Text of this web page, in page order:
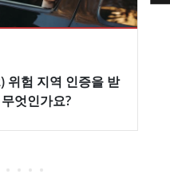
위험 지역 인증을 받
엇인가요?